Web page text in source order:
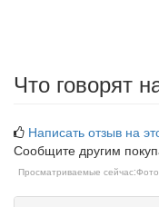
Что говорят
Написать отзыв на
Сообщите другим
Просматриваемые сейчас: